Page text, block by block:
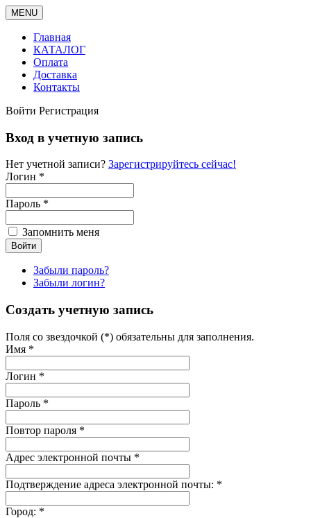
MENU
Главная
КАТАЛОГ
Оплата
Доставка
Контакты
Войти Регистрация
Вход в учетную запись
Нет учетной записи? Зарегистрируйтесь сейчас!
Логин *
Пароль *
Запомнить меня
Забыли пароль?
Забыли логин?
Создать учетную запись
Поля со звездочкой (*) обязательны для заполнения.
Имя *
Логин *
Пароль *
Повтор пароля *
Адрес электронной почты *
Подтверждение адреса электронной почты: *
Город: *